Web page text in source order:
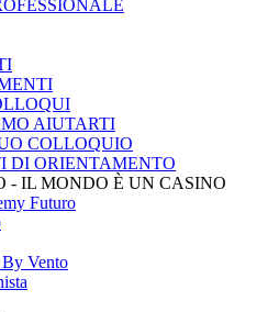
AIUTARTI
COLLOQUIO
DI ORIENTAMENTO
- IL MONDO È UN CASINO
Futuro
Vento